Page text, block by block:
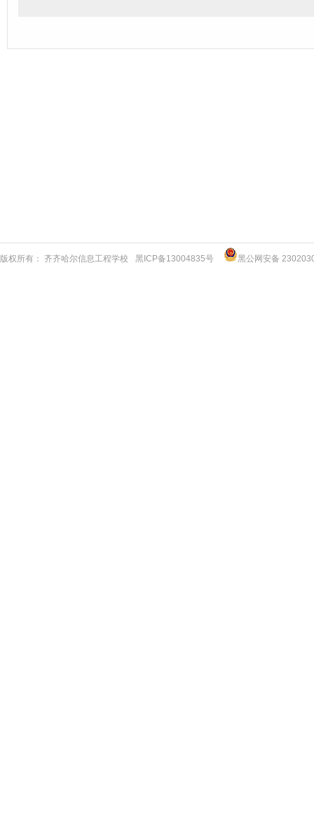
版权所有： 齐齐哈尔信息工程学校 黑ICP备13004835号 黑公网安备